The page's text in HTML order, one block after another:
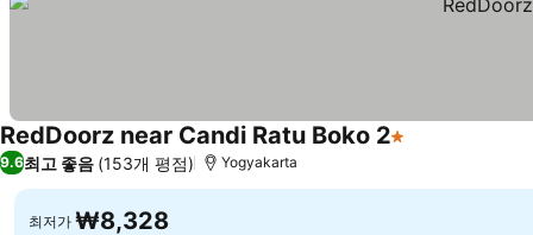
RedDoorz near Candi Ratu Boko 21 성급
9.6최고 좋음 (153개 평점) Yogyakarta
최저가 ₩8,328